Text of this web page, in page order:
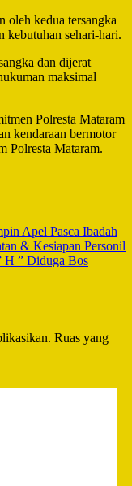
oleh kedua tersangka
kebutuhan sehari-hari.
dan dijerat
maksimal
Polresta Mataram
kendaraan bermotor
Polresta Mataram.
Apel Pasca Ibadah
& Kesiapan Personil
H ” Diduga Bos
Ruas yang